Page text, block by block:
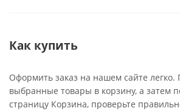
Как купить
Оформить заказ на нашем сайте легко.
выбранные товары в корзину, а затем
страницу Корзина, проверьте